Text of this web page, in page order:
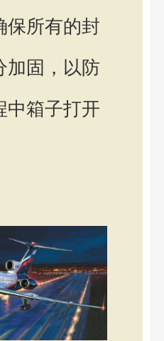
保所有的封
加固，以防
中箱子打开